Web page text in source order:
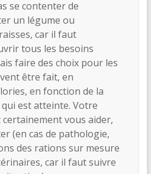
se contenter de
un légume ou
car il faut
tous les besoins
faire des choix pour les
être fait, en
en fonction de la
est atteinte. Votre
vous aider,
(en cas de pathologie,
des rations sur mesure
car il faut suivre